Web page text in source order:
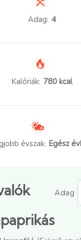
Adag: 4
Kalóriák: 780 kcal
évszak: Egész
Adag